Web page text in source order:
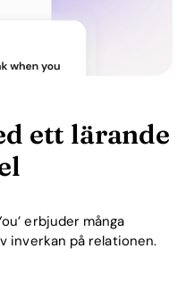
ett lärande
erbjuder många
inverkan på relationen.